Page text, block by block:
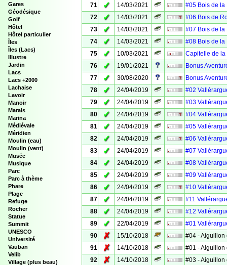
Gares
Géodésique
Golf
Hôtel
Hôtel particulier
Îles
Îles (Lacs)
Illustre
Jardin
Lacs
Lacs +2000
Lachaise
Lavoir
Manoir
Marais
Marina
Médiévale
Méridien
Moulin (eau)
Moulin (vent)
Musée
Musique
Parc
Parc à thème
Phare
Plage
Refuge
Rocher
Statue
Summit
UNESCO
Université
Vauban
Velib
Village (plus beau)
71
✓ 14/03/2021
#05 Bois de la
72
✓ 14/03/2021
#06 Bois de
73
✓ 14/03/2021
#07 Bois de la
74
✓ 14/03/2021
#08 Bois de la
75
✓ 10/03/2021
Capitelle de la
76
✓ 19/01/2021
Bonus
77
✓ 30/08/2020
Bonus
78
✓ 24/04/2019
#02
79
✓ 24/04/2019
#03
80
✓ 24/04/2019
#04
81
✓ 24/04/2019
#05
82
✓ 24/04/2019
#06
83
✓ 24/04/2019
#07
84
✓ 24/04/2019
#08
85
✓ 24/04/2019
#09
86
✓ 24/04/2019
#10
87
✓ 24/04/2019
#11
88
✓ 24/04/2019
#12
89
✓ 22/04/2019
#01
90
✗ 15/10/2018
#04 - Aiguillon
91
✗ 14/10/2018
#01 - Aiguillon
92
✗ 14/10/2018 #03 - Aiguillon